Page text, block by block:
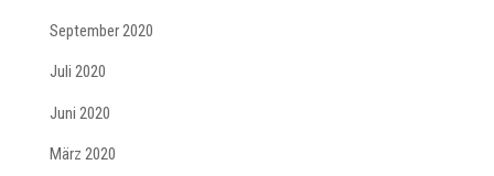
September 2020
Juli 2020
Juni 2020
März 2020